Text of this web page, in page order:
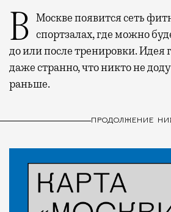
В Москве появится сеть фитнес-баров при спортзалах, где можно
до или после тренировки. Идея
даже странно, что никто не
раньше.
ПРОДОЛЖЕНИЕ